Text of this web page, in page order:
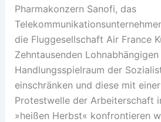
Pharmakonzern Sanofi, das
die Fluggesellschaft Air France
Zehntausenden
Handlungsspielraum der
einschränken und diese mit
Protestwelle der Arbeiterschaft
»heißen Herbst« konfrontieren